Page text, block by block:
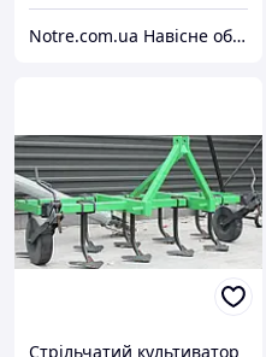
Notre.com.ua Навісне обладнання до сільськогосподарської техніки, запчастини. Доставка по Україні
Стрільчатий культиватор